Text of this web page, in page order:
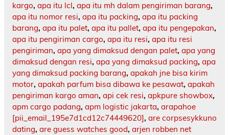
kargo, apa itu lcl, apa itu mh dalam pengiriman barang,
apa itu nomor resi, apa itu packing, apa itu packing
barang, apa itu palet, apa itu pallet, apa itu pengepakan,
apa itu pengiriman cargo, apa itu resi, apa itu resi
pengiriman, apa yang dimaksud dengan palet, apa yang
dimaksud dengan resi, apa yang dimaksud packing, apa
yang dimaksud packing barang, apakah jne bisa kirim
motor, apakah parfum bisa dibawa ke pesawat, apakah
pengiriman kargo aman, api cek resi, apkpure showbox,
apm cargo padang, apm logistic jakarta, arapahoe
[pii_email_195e7d1cd12c74449620], are corpsesykkuno
dating, are guess watches good, arjen robben net